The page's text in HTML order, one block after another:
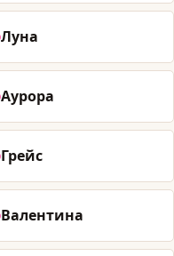
Луна
Аурора
Грейс
Валентина